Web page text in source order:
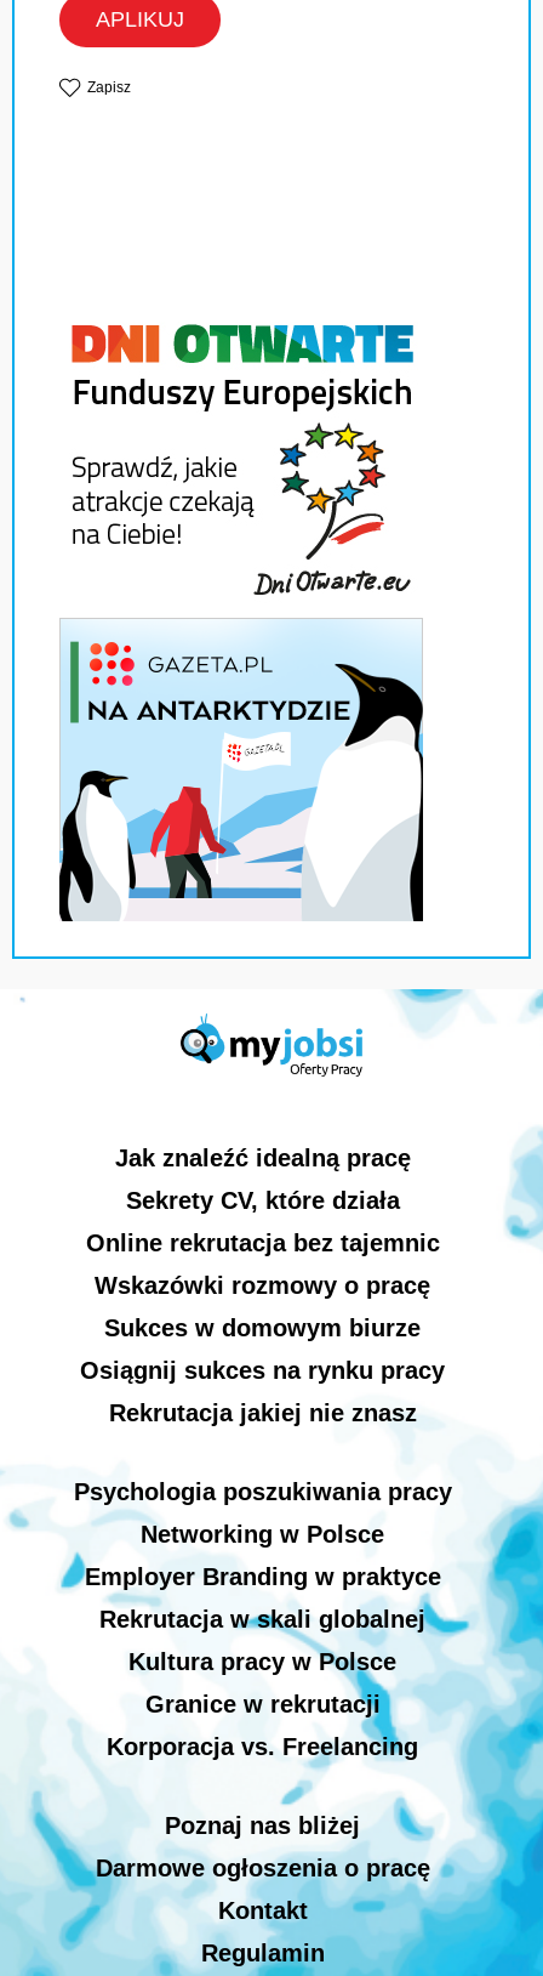
APLIKUJ
Zapisz
Jak znaleźć idealną pracę
Sekrety CV, które działa
Online rekrutacja bez tajemnic
Wskazówki rozmowy o pracę
Sukces w domowym biurze
Osiągnij sukces na rynku pracy
Rekrutacja jakiej nie znasz
Psychologia poszukiwania pracy
Networking w Polsce
Employer Branding w praktyce
Rekrutacja w skali globalnej
Kultura pracy w Polsce
Granice w rekrutacji
Korporacja vs. Freelancing
Poznaj nas bliżej
Darmowe ogłoszenia o pracę
Kontakt
Regulamin